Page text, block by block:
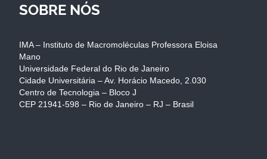
SOBRE NÓS
IMA – Instituto de Macromoléculas Professora Eloisa
Mano
Universidade Federal do Rio de Janeiro
Cidade Universitária – Av. Horácio Macedo, 2.030
Centro de Tecnologia – Bloco J
CEP 21941-598 – Rio de Janeiro – RJ – Brasil